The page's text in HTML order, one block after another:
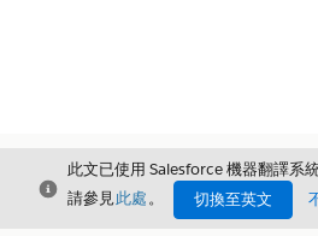
結束
此文已使用 Salesforce 機器翻譯系
請參見此處。 切換至英文